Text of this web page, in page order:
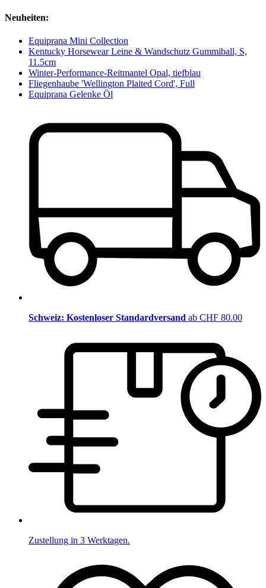
Neuheiten:
Equiprana Mini Collection
Kentucky Horsewear Leine & Wandschutz Gummiball, S,
11.5cm
Winter-Performance-Reitmantel Opal, tiefblau
Fliegenhaube 'Wellington Plaited Cord', Full
Equiprana Gelenke Öl
Schweiz: Kostenloser Standardversand ab CHF 80.00
Zustellung in 3 Werktagen.